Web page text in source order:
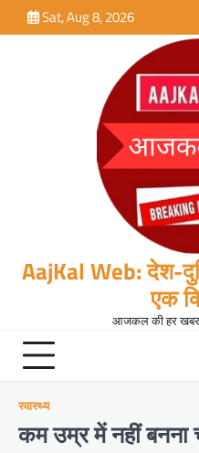
to
Sat, Aug 8, 2026
AajKal Web: देश-
एक
आजकल की हर खबर,
स्वास्थ्य
कम उम्र में नहीं बनना